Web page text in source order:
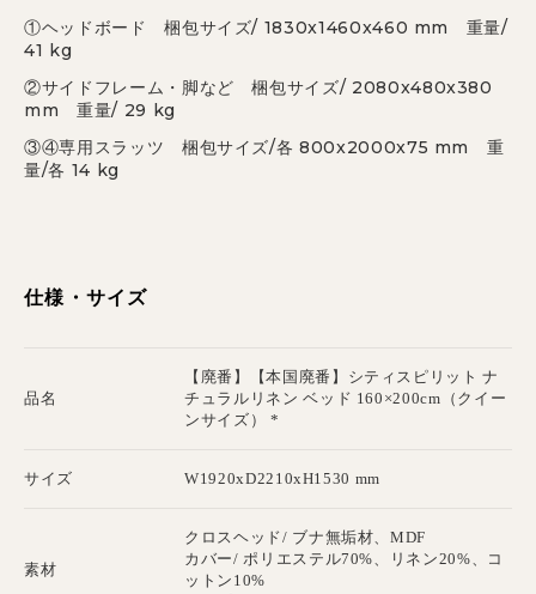
①ヘッドボード 梱包サイズ/ 1830x1460x460 mm 重量/
41 kg
②サイドフレーム・脚など 梱包サイズ/ 2080x480x380
mm 重量/ 29 kg
③④専用スラッツ 梱包サイズ/各 800x2000x75 mm 重
量/各 14 kg
仕様・サイズ
品名
【廃番】【本国廃番】シティスピリット ナ
チュラルリネン ベッド 160×200cm（クイー
ンサイズ） *
サイズ W1920xD2210xH1530 mm
素材
クロスヘッド/ ブナ無垢材、MDF
カバー/ ポリエステル70%、リネン20%、コ
ットン10%